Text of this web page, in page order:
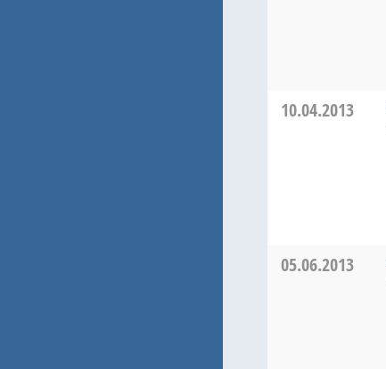
10.04.2013
05.06.2013